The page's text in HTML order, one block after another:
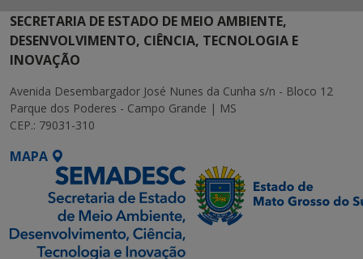
SECRETARIA DE ESTADO DE MEIO AMBIENTE,
DESENVOLVIMENTO, CIÊNCIA, TECNOLOGIA E
INOVAÇÃO
Avenida Desembargador José Nunes da Cunha s/n - Bloco 12
Parque dos Poderes - Campo Grande | MS
CEP.: 79031-310
MAPA